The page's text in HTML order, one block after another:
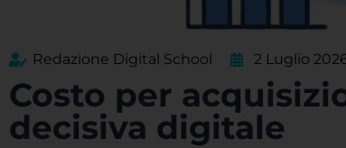
Redazione Digital School 2 Luglio
Costo per
decisiva digitale